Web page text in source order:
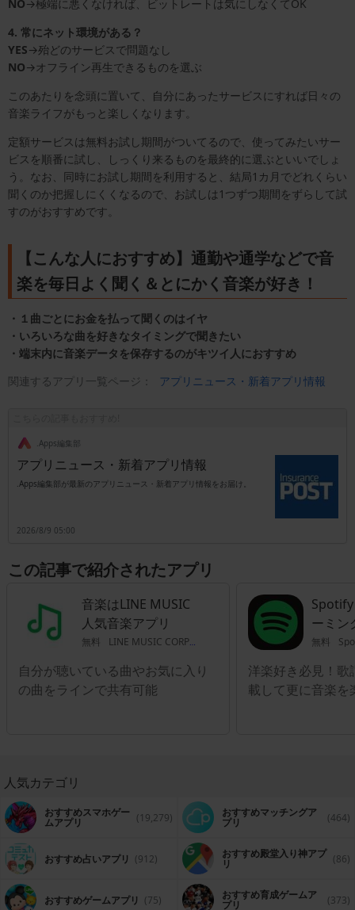
NO→極端に悪くなければ、ビットレートは気にしなくてOK
4. 常にネット環境がある？
YES→殆どのサービスで問題なし
NO→オフライン再生できるものを選ぶ
このあたりを念頭に置いて、自分にあったサービスにすれば日々の
音楽ライフがもっと楽しくなります。
定額サービスは無料お試し期間がついてるので、使ってみたいサー
ビスを順番に試し、しっくり来るものを最終的に選ぶといいでしょ
う。なお、同時にお試し期間を利用すると、結局1カ月でどれくらい
聞くのか把握しにくくなるので、お試しは1つずつ期間をずらして試
すのがおすすめです。
【こんな人におすすめ】通勤や通学などで音
楽を毎日よく聞く＆とにかく音楽が好き！
・１曲ごとにお金を払って聞くのはイヤ
・いろいろな曲を好きなタイミングで聞きたい
・端末内に音楽データを保存するのがキツイ人におすすめ
関連するアプリ一覧ページ：
アプリニュース・新着アプリ情報
.Apps編集部
アプリニュース・新着アプリ情報
.Apps編集部が最新のアプリニュース・新着アプリ情報をお届け。
2026/8/9 05:00
この記事で紹介されたアプリ
音楽はLINE MUSIC
人気音楽アプリ
無料 LINE MUSIC CORPORATION
自分が聴いている曲やお気に入り
の曲をラインで共有可能
ーミン
無料
洋楽好き必見！歌
載して更に音楽を
人気カテゴリ
おすすめスマホゲー
ムアプリ (19,279) おすすめマッチングア
プリ (464)
おすすめ占いアプリ (912) おすすめ殿堂入り神アプ
リ (86)
おすすめゲームアプリ (75) おすすめ育成ゲームア
プリ (373)